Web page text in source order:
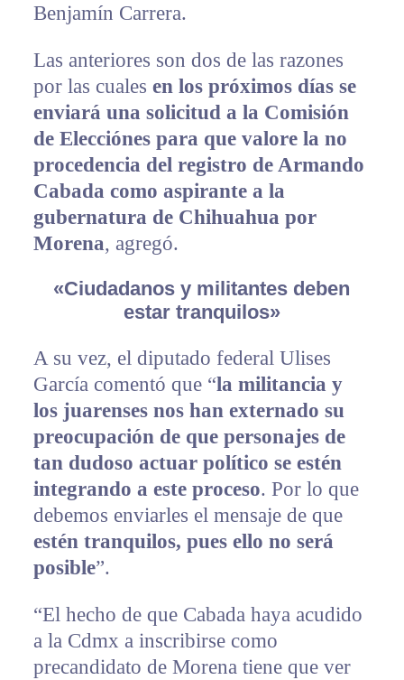
Benjamín Carrera.
Las anteriores son dos de las razones
por las cuales en los próximos días se
enviará una solicitud a la Comisión
de Elecciónes para que valore la no
procedencia del registro de Armando
Cabada como aspirante a la
gubernatura de Chihuahua por
Morena, agregó.
«Ciudadanos y militantes deben
estar tranquilos»
A su vez, el diputado federal Ulises
García comentó que “la militancia y
los juarenses nos han externado su
preocupación de que personajes de
tan dudoso actuar político se estén
integrando a este proceso. Por lo que
debemos enviarles el mensaje de que
estén tranquilos, pues ello no será
posible”.
“El hecho de que Cabada haya acudido
a la Cdmx a inscribirse como
precandidato de Morena tiene que ver